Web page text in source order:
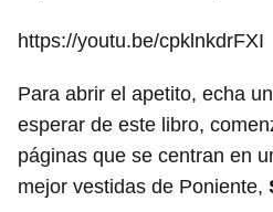
https://youtu.be/cpklnkdrFXI
Para abrir el apetito, echa
esperar de este libro,
páginas que se centran en
mejor vestidas de Poniente,